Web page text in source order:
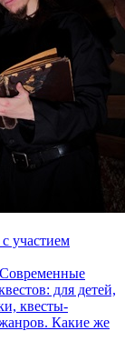
участием
Современные
для детей,
квесты-
Какие же